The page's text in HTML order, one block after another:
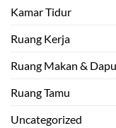
Kamar Tidur
Ruang Kerja
Ruang Makan &
Ruang Tamu
Uncategorized